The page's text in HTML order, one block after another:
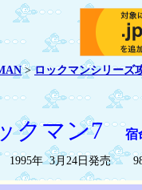
>ロックマンシリーズ
クマン7 宿
年 3月24日発売